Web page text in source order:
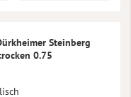
Steinberg
0.75